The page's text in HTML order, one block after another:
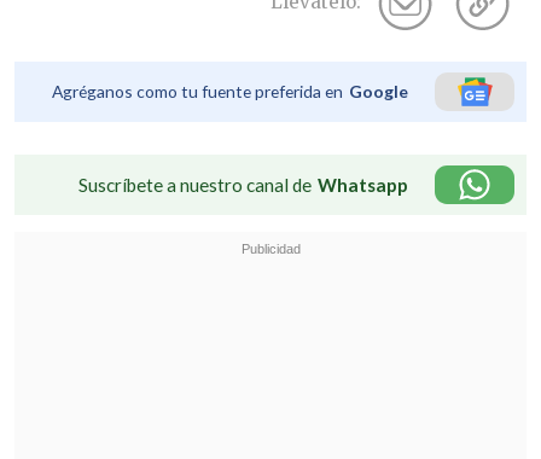
Agréganos como tu fuente preferida en Google
Suscríbete a nuestro canal de Whatsapp